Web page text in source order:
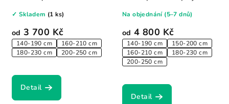
od 3 700 Kč
140-190 cm
160-210 cm
180-230 cm
200-250 cm
✓ Skladem (1 ks)
Detail
od 4 800 Kč
140-190 cm
150-200 cm
160-210 cm
180-230 cm
200-250 cm
Na objednání (5–7 dnů)
Detail